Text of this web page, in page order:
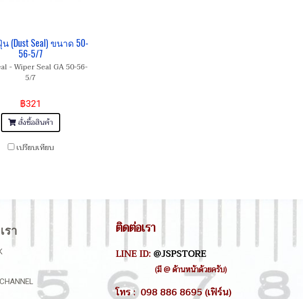
(Dust Seal) ขนาด 50-
56-5/7
- Wiper Seal GA 50-56-
5/7
฿321
สั่งซื้อสินค้า
เปรียบเทียบ
รา ติดต่อเรา
LINE ID:@JSPSTORE
(มี @ ด้านหน้าด้วยครับ)
โทร : 098 886 8695 (เฟิร์น)